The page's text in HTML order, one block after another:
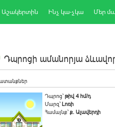
Աշակերտին Ինչ կա-չկա Մեր
Դպրոցի ամանորյա
Դպրոց`թիվ 4 հմ/դ
Մարզ` Լոռի
Համայնք`ք. Ալավերդի